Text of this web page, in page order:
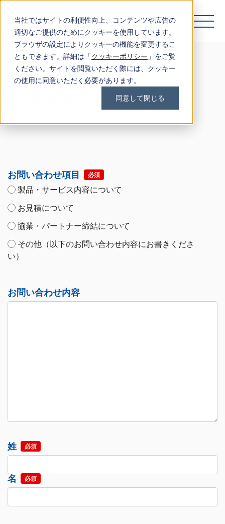
当社ではサイトの利便性向上、コンテンツや広告の
適切なご提供のためにクッキーを使用しています。
ブラウザの設定によりクッキーの機能を変更するこ
ともできます。詳細は「クッキーポリシー 」をご覧
ください。サイトを閲覧いただく際には、クッキー
の使用に同意いただく必要があります。
同意して閉じる
入退室管理システム
お問い合わせ項目 必須
製品・サービス内容について
お見積について
協業・パートナー締結について
その他（以下のお問い合わせ内容にお書きくださ
い）
お問い合わせ内容
姓 必須
名 必須